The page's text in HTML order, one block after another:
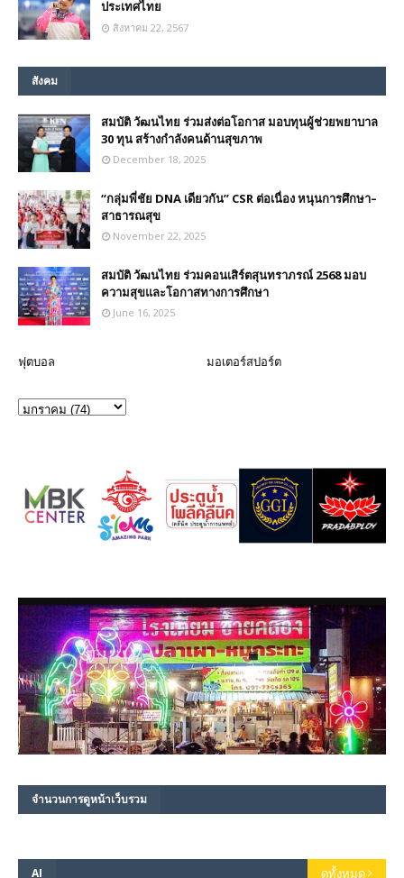
ประเทศไทย
สิงหาคม 22, 2567
สังคม
สมบัติ วัฒนไทย ร่วมส่งต่อโอกาส มอบทุนผู้ช่วยพยาบาล
30 ทุน สร้างกำลังคนด้านสุขภาพ
December 18, 2025
“กลุ่มพี่ชัย DNA เดียวกัน” CSR ต่อเนื่อง หนุนการศึกษา–
สาธารณสุข
November 22, 2025
สมบัติ วัฒนไทย ร่วมคอนเสิร์ตสุนทราภรณ์ 2568 มอบ
ความสุขและโอกาสทางการศึกษา
June 16, 2025
ฟุตบอล มอเตอร์สปอร์ต
จำนวนการดูหน้าเว็บรวม
AI ดูทั้งหมด